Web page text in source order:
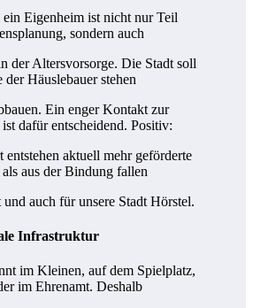
Eigenheim ist nicht nur Teil
sondern auch
der Altersvorsorge. Die Stadt soll
der Häuslebauer stehen
Ein enger Kontakt zur
dafür entscheidend. Positiv:
aktuell mehr geförderte
aus der Bindung fallen
auch für unsere Stadt Hörstel.
Infrastruktur
im Kleinen, auf dem Spielplatz,
im Ehrenamt. Deshalb